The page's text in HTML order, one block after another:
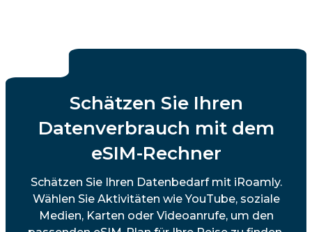
Schätzen Sie Ihren
Datenverbrauch mit dem
eSIM-Rechner
Schätzen Sie Ihren Datenbedarf mit iRoamly.
Wählen Sie Aktivitäten wie YouTube, soziale
Medien, Karten oder Videoanrufe, um den